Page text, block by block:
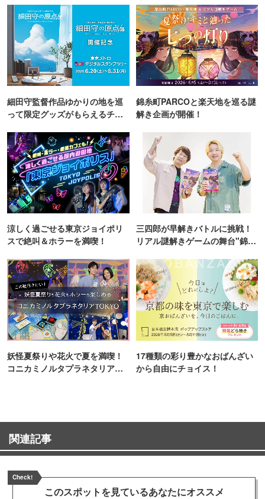
細田守監督作品ゆかりの地を巡
って限定グッズがもらえるチャ
錦糸町PARCOと楽天地を巡る謎
解き企画が開催！
涼しく過ごせる東京ジョイポリ
スで絶叫＆ホラーを満喫！
三四郎が早解きバトルに挑戦！
リアル謎解きゲームの舞台"錦糸
妖怪夏祭りや花火で夏を満喫！
コニカミノルタプラネタリア
17種類の彩り豊かなおばんざい
から自由にチョイス！
関連記事
Check!
このスポットを見ているあなたにオススメ